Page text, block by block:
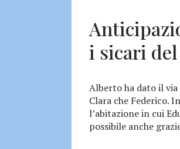
i sicari
Alberto ha dato il
Clara che Federico.
l’abitazione in cui
possibile anche